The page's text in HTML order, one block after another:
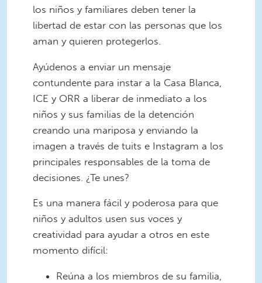
los niños y familiares deben tener la
libertad de estar con las personas que los
aman y quieren protegerlos.
Ayúdenos a enviar un mensaje
contundente para instar a la Casa Blanca,
ICE y ORR a liberar de inmediato a los
niños y sus familias de la detención
creando una mariposa y enviando la
imagen a través de tuits e Instagram a los
principales responsables de la toma de
decisiones. ¿Te unes?
Es una manera fácil y poderosa para que
niños y adultos usen sus voces y
creatividad para ayudar a otros en este
momento difícil:
Reúna a los miembros de su familia,